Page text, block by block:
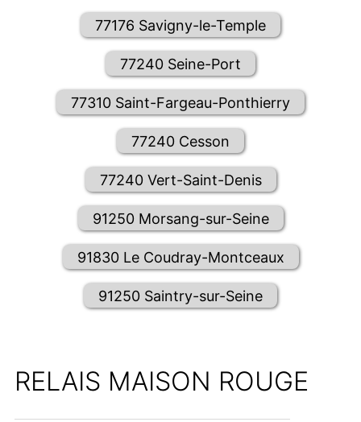
77176 Savigny-le-Temple
77240 Seine-Port
77310 Saint-Fargeau-Ponthierry
77240 Cesson
77240 Vert-Saint-Denis
91250 Morsang-sur-Seine
91830 Le Coudray-Montceaux
91250 Saintry-sur-Seine
RELAIS MAISON ROUGE